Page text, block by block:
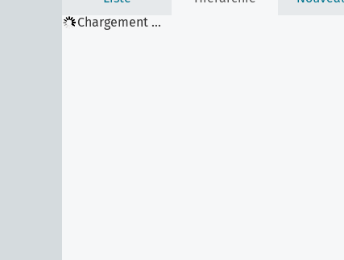
Chargement ...